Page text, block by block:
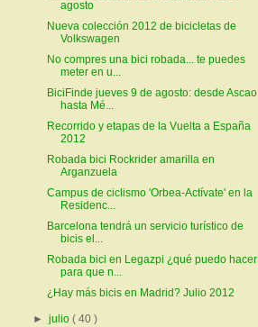
agosto
Nueva colección 2012 de bicicletas de
Volkswagen
No compres una bici robada... te puedes
meter en u...
BiciFinde jueves 9 de agosto: desde Ascao
hasta Mé...
Recorrido y etapas de la Vuelta a España
2012
Robada bici Rockrider amarilla en
Arganzuela
Campus de ciclismo 'Orbea-Actívate' en la
Residenc...
Barcelona tendrá un servicio turístico de
bicis el...
Robada bici en Legazpi ¿qué puedo hacer
para que n...
¿Hay más bicis en Madrid? Julio 2012
►julio( 40 )